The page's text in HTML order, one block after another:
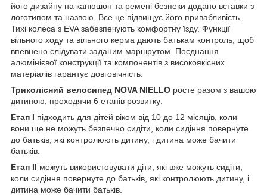
його дизайну на капюшон та ремені безпеки додано вставки з
логотипом та назвою. Все це підвищує його привабливість.
Тихі колеса з EVA забезпечують комфортну їзду. Функції
вільного ходу та вільного керма дають батькам контроль, щоб
впевнено слідувати заданим маршрутом. Поєднання
алюмінієвої конструкції та компонентів з високоякісних
матеріалів гарантує довговічність.
Триколісний велосипед NOVA NIELLO росте разом з вашою
дитиною, проходячи 6 етапів розвитку:
Етап I підходить для дітей віком від 10 до 12 місяців, коли
вони ще не можуть безпечно сидіти, коли сидіння повернуте
до батьків, які контролюють дитину, і дитина може бачити
батьків.
Етап II можуть використовувати діти, які вже можуть сидіти,
коли сидіння повернуте до батьків, які контролюють дитину, і
дитина може бачити батьків.